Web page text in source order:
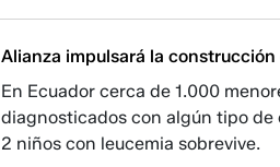
Alianza impulsará la
En Ecuador cerca de 1.000
diagnosticados con algún tipo de
2 niños con leucemia sobrevive.